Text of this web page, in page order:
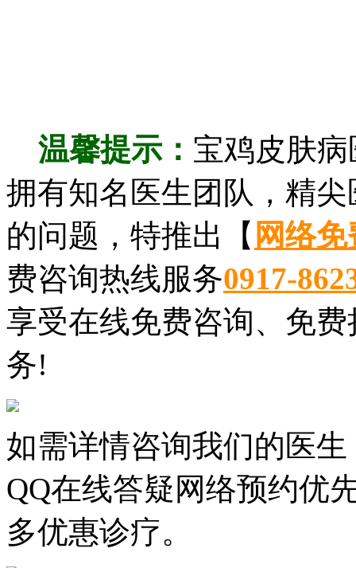
温馨提示： 宝鸡皮肤
拥有知名医生团队，精
的问题，特推出【 网络
费咨询热线服务0917-
享受在线免费咨询、免
务!
如需详情咨询我们的医生
QQ在线答疑网络预约优
多优惠诊疗。